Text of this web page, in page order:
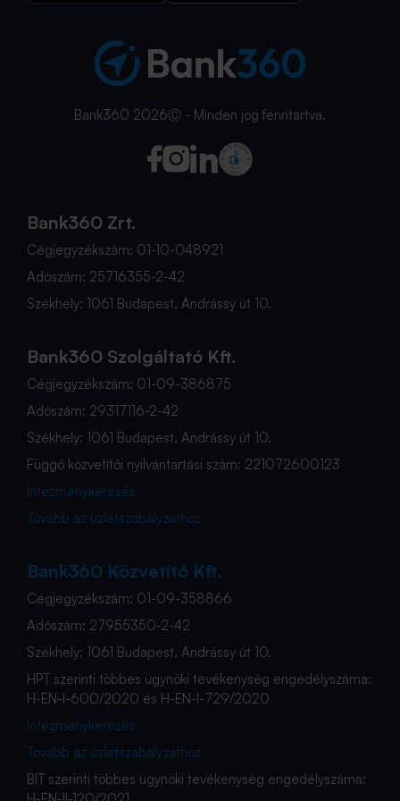
Bank360 2026Ⓒ - Minden jog fenntartva.
Bank360 Zrt.
Cégjegyzékszám: 01-10-048921
Adószám: 25716355-2-42
Székhely: 1061 Budapest, Andrássy út 10.
Bank360 Szolgáltató Kft.
Cégjegyzékszám: 01-09-386875
Adószám: 29317116-2-42
Székhely: 1061 Budapest, Andrássy út 10.
Függő közvetítői nyilvántartási szám: 221072600123
Intézménykeresés
Tovább az üzletszabályzathoz
Bank360 Közvetítő Kft.
Cégjegyzékszám: 01-09-358866
Adószám: 27955350-2-42
Székhely: 1061 Budapest, Andrássy út 10.
HPT szerinti többes ügynöki tevékenység engedélyszáma:
H-EN-I-600/2020 és H-EN-I-729/2020
Intézménykeresés
Tovább az üzletszabályzathoz
BIT szerinti többes ügynöki tevékenység engedélyszáma: